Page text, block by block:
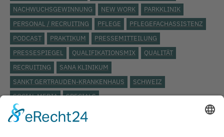
NACHWUCHSGEWINNUNG
NEW WORK
PARKKLINIK
PERSONAL / RECRUITING
PFLEGE
PFLEGEFACHASSISTENZ
PODCAST
PRAKTIKUM
PRESSEMITTEILUNG
PRESSESPIEGEL
QUALIFIKATIONSMIX
QUALITÄT
RECRUITING
SANA KLINIKUM
SANKT GERTRAUDEN-KRANKENHAUS
SCHWEIZ
SOCIAL MEDIA
SPECIALS
STÄDTISCHES KLINIKUM LÜNEBURG